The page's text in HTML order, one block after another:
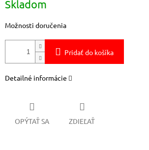
cena:
Skladom
Možnosti doručenia
Pridať do košíka
Detailné informácie
OPÝTAŤ SA ZDIEĽAŤ